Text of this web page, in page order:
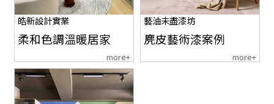
皓新設計實業
柔和色調溫暖居家
more+
藝油未盡漆坊
麂皮藝術漆案例
more+